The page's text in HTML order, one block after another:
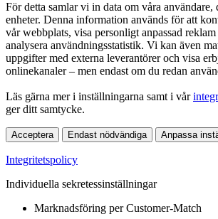
För detta samlar vi in data om våra användare,
enheter. Denna information används för att
vår webbplats, visa personligt anpassad
analysera användningsstatistik. Vi kan även
uppgifter med externa leverantörer och visa
onlinekanaler – men endast om du redan
Läs gärna mer i inställningarna samt i vår
ger ditt samtycke.
Acceptera Endast nödvändiga Anpassa
Integritetspolicy
Individuella sekretessinställningar
Marknadsföring per Customer-Match